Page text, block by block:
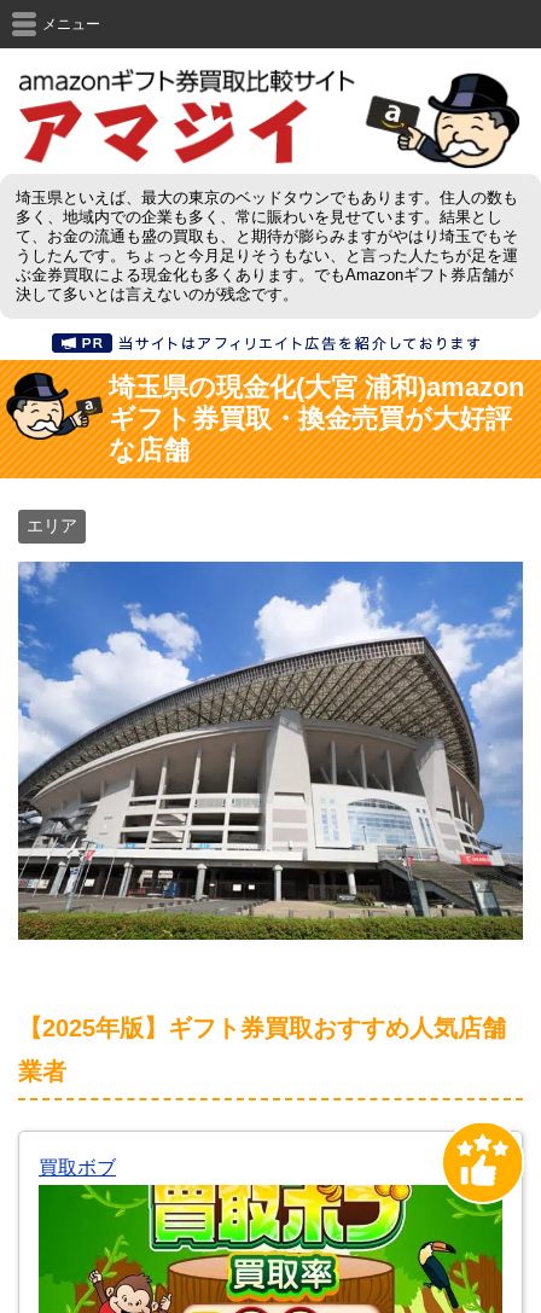
埼玉県といえば、最大の東京のベッドタウンでもあります。住人の数も
多く、地域内での企業も多く、常に賑わいを見せています。結果とし
て、お金の流通も盛の買取も、と期待が膨らみますがやはり埼玉でもそ
うしたんです。ちょっと今月足りそうもない、と言った人たちが足を運
ぶ金券買取による現金化も多くあります。でもAmazonギフト券店舗が
決して多いとは言えないのが残念です。
メニュー
埼玉県の現金化(大宮 浦和)amazon
ギフト券買取・換金売買が大好評
な店舗
エリア
【2025年版】ギフト券買取おすすめ人気店舗
業者
買取ボブ